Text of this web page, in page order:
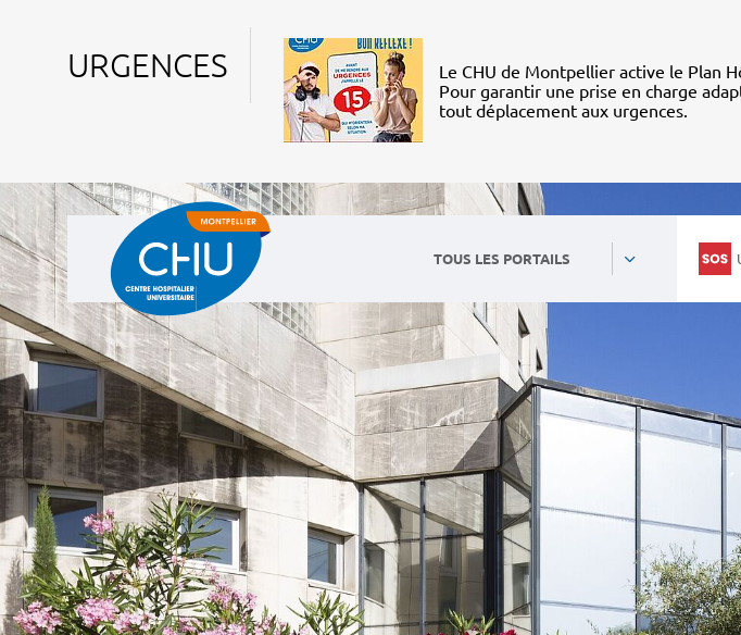
URGENCES
Le CHU de Montpellier active le Plan
Pour garantir une prise en charge
tout déplacement aux urgences.
TOUS LES PORTAILS